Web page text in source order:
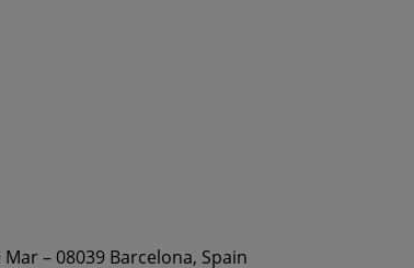
– 08039 Barcelona, Spain